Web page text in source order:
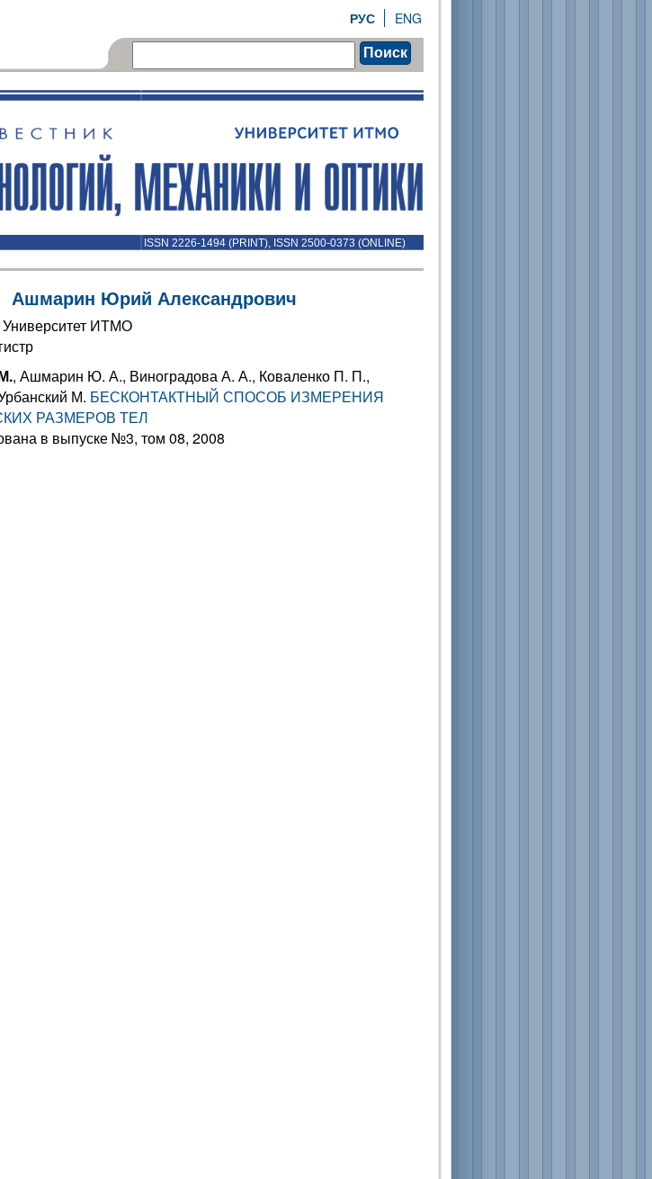
ENG
РУС
Поиск
ISSN 2226-1494 (PRINT), ISSN 2500-0373 (ONLINE)
Ашмарин Юрий Александрович
Университет ИТМО
, Ашмарин Ю. А., Виноградова А. А., Коваленко П. П.,
М. БЕСКОНТАКТНЫЙ СПОСОБ ИЗМЕРЕНИЯ
РАЗМЕРОВ ТЕЛ
в выпуске №3, том 08, 2008